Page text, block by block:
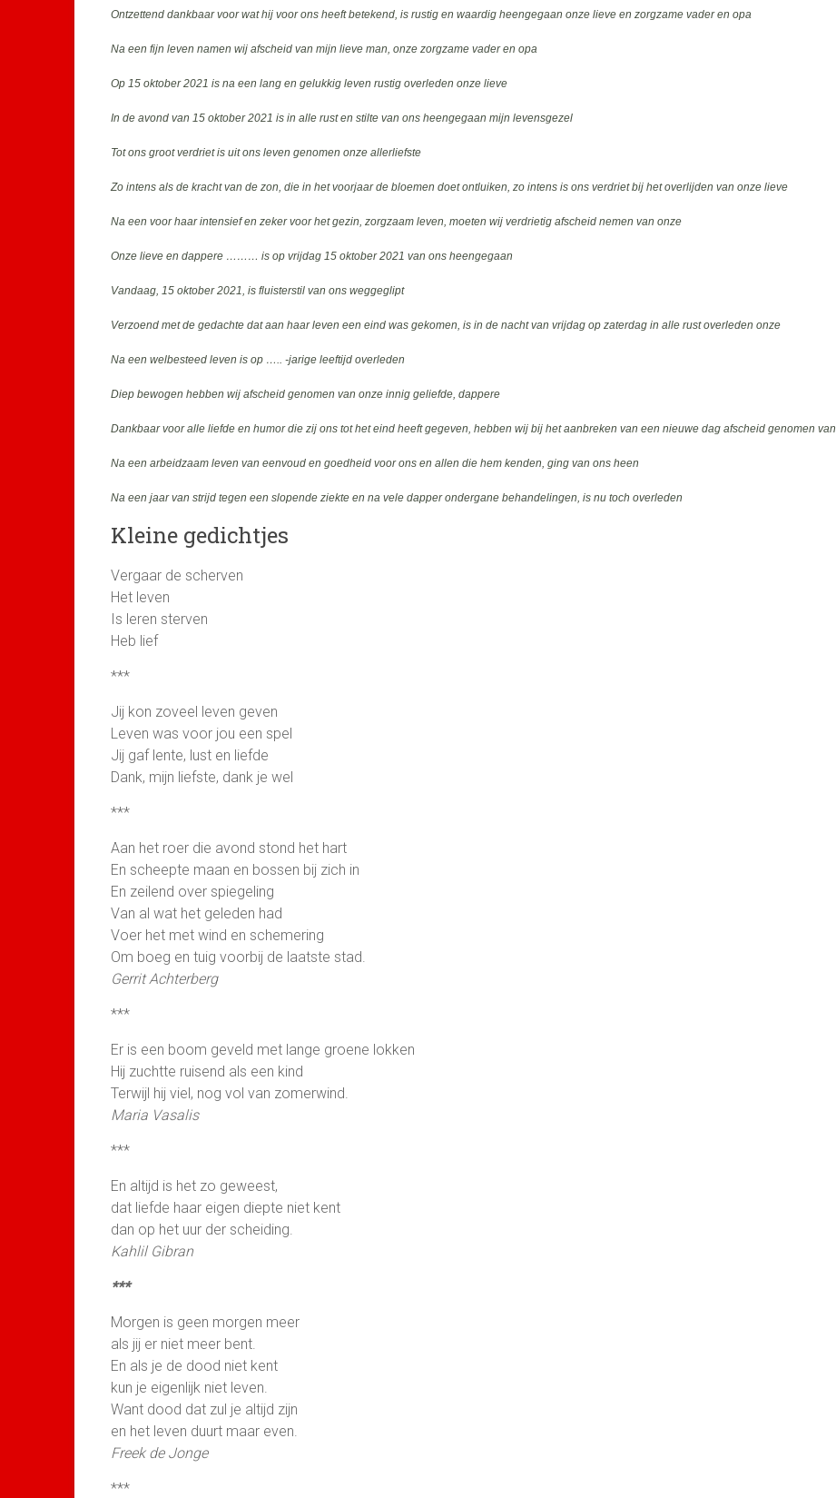
Ontzettend dankbaar voor wat hij voor ons heeft betekend, is rustig en waardig heengegaan onze lieve en zorgzame vader en opa
Na een fijn leven namen wij afscheid van mijn lieve man, onze zorgzame vader en opa
Op 15 oktober 2021 is na een lang en gelukkig leven rustig overleden onze lieve
In de avond van 15 oktober 2021 is in alle rust en stilte van ons heengegaan mijn levensgezel
Tot ons groot verdriet is uit ons leven genomen onze allerliefste
Zo intens als de kracht van de zon, die in het voorjaar de bloemen doet ontluiken, zo intens is ons verdriet bij het overlijden van onze lieve
Na een voor haar intensief en zeker voor het gezin, zorgzaam leven, moeten wij verdrietig afscheid nemen van onze
Onze lieve en dappere ……… is op vrijdag 15 oktober 2021 van ons heengegaan
Vandaag, 15 oktober 2021, is fluisterstil van ons weggeglipt
Verzoend met de gedachte dat aan haar leven een eind was gekomen, is in de nacht van vrijdag op zaterdag in alle rust overleden onze
Na een welbesteed leven is op ….. -jarige leeftijd overleden
Diep bewogen hebben wij afscheid genomen van onze innig geliefde, dappere
Dankbaar voor alle liefde en humor die zij ons tot het eind heeft gegeven, hebben wij bij het aanbreken van een nieuwe dag afscheid genomen van
Na een arbeidzaam leven van eenvoud en goedheid voor ons en allen die hem kenden, ging van ons heen
Na een jaar van strijd tegen een slopende ziekte en na vele dapper ondergane behan­delingen, is nu toch overleden
Kleine gedichtjes
Vergaar de scherven
Het leven
Is leren sterven
Heb lief
***
Jij kon zoveel leven geven
Leven was voor jou een spel
Jij gaf lente, lust en liefde
Dank, mijn liefste, dank je wel
***
Aan het roer die avond stond het hart
En scheepte maan en bossen bij zich in
En zeilend over spiegeling
Van al wat het geleden had
Voer het met wind en schemering
Om boeg en tuig voorbij de laatste stad.
Gerrit Achterberg
***
Er is een boom geveld met lange groene lokken
Hij zuchtte ruisend als een kind
Terwijl hij viel, nog vol van zomerwind.
Maria Vasalis
***
En altijd is het zo geweest,
dat liefde haar eigen diepte niet kent
dan op het uur der scheiding.
Kahlil Gibran
***
Morgen is geen morgen meer
als jij er niet meer bent.
En als je de dood niet kent
kun je eigenlijk niet leven.
Want dood dat zul je altijd zijn
en het leven duurt maar even.
Freek de Jonge
***